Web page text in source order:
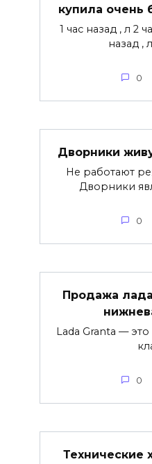
купила очень
1 час назад , л 2
назад ,
0
Дворники
Не работают
Дворники
0
Продажа
Lada Granta —
0
Технические